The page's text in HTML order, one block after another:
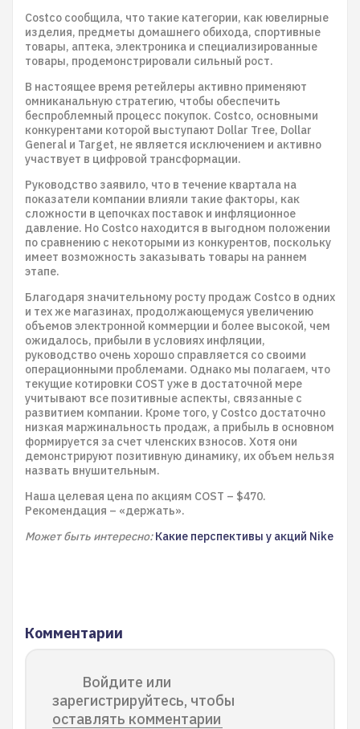
Costco сообщила, что такие категории, как ювелирные
изделия, предметы домашнего обихода, спортивные
товары, аптека, электроника и специализированные
товары, продемонстрировали сильный рост.
В настоящее время ретейлеры активно применяют
омниканальную стратегию, чтобы обеспечить
беспроблемный процесс покупок. Costco, основными
конкурентами которой выступают Dollar Tree, Dollar
General и Target, не является исключением и активно
участвует в цифровой трансформации.
Руководство заявило, что в течение квартала на
показатели компании влияли такие факторы, как
сложности в цепочках поставок и инфляционное
давление. Но Costco находится в выгодном положении
по сравнению с некоторыми из конкурентов, поскольку
имеет возможность заказывать товары на раннем
этапе.
Благодаря значительному росту продаж Costco в одних
и тех же магазинах, продолжающемуся увеличению
объемов электронной коммерции и более высокой, чем
ожидалось, прибыли в условиях инфляции,
руководство очень хорошо справляется со своими
операционными проблемами. Однако мы полагаем, что
текущие котировки COST уже в достаточной мере
учитывают все позитивные аспекты, связанные с
развитием компании. Кроме того, у Costco достаточно
низкая маржинальность продаж, а прибыль в основном
формируется за счет членских взносов. Хотя они
демонстрируют позитивную динамику, их объем нельзя
назвать внушительным.
Наша целевая цена по акциям COST – $470.
Рекомендация – «держать».
Может быть интересно: Какие перспективы у акций Nike
Комментарии
Войдите или
зарегистрируйтесь, чтобы
оставлять комментарии